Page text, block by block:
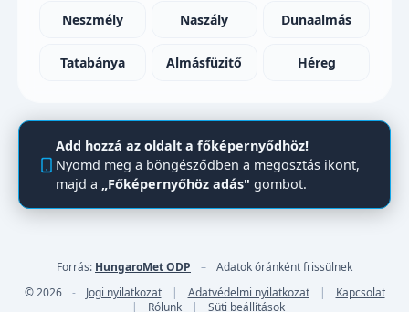
Neszmély Naszály Dunaalmás
Tatabánya Almásfüzitő Héreg
Add hozzá az oldalt a főképernyődhöz!
Nyomd meg a böngésződben a megosztás ikont,
majd a „Főképernyőhöz adás" gombot.
Forrás: HungaroMet ODP –
Adatok óránként frissülnek
© 2026
- Jogi nyilatkozat | Adatvédelmi nyilatkozat |
Kapcsolat
|
Rólunk | Süti beállítások